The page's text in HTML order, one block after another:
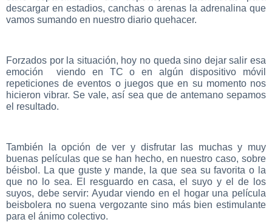
descargar en estadios, canchas o arenas la adrenalina que
vamos sumando en nuestro diario quehacer.
Forzados por la situación, hoy no queda sino dejar salir esa
emoción viendo en TC o en algún dispositivo móvil
repeticiones de eventos o juegos que en su momento nos
hicieron vibrar. Se vale, así sea que de antemano sepamos
el resultado.
También la opción de ver y disfrutar las muchas y muy
buenas películas que se han hecho, en nuestro caso, sobre
béisbol. La que guste y mande, la que sea su favorita o la
que no lo sea. El resguardo en casa, el suyo y el de los
suyos, debe servir: Ayudar viendo en el hogar una película
beisbolera no suena vergozante sino más bien estimulante
para el ánimo colectivo.